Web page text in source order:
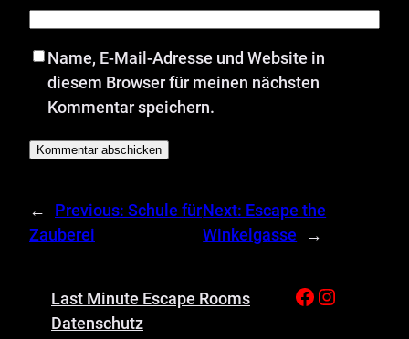
Name, E-Mail-Adresse und Website in
diesem Browser für meinen nächsten
Kommentar speichern.
← Previous: Schule für
Zauberei
Next: Escape the
Winkelgasse
→
Last Minute Escape Rooms
Datenschutz
Facebook Instagram